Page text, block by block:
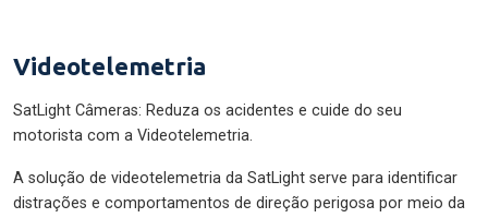
Videotelemetria
SatLight Câmeras: Reduza os acidentes e cuide do seu
motorista com a Videotelemetria.
A solução de videotelemetria da SatLight serve para identificar
distrações e comportamentos de direção perigosa por meio da